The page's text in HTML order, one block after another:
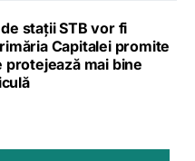
stații STB vor fi
Capitalei promite
protejează mai bine